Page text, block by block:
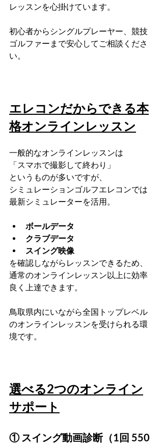
レッスンを心掛けています。
初心者からシングルプレーヤー、競技
ゴルファーまで安心してご相談くださ
い。
エレコンだからできる本
格オンラインレッスン
一般的なオンラインレッスンは
「スマホで撮影して終わり」
というものが多いですが、
シミュレーションゴルフエレコンでは
最新シミュレーターを活用。
ボールデータ
クラブデータ
スイング映像
を確認しながらレッスンできるため、
通常のオンラインレッスン以上に効率
良く上達できます。
鳥取県内にいながら全国トップレベル
のオンラインレッスンを受けられる環
境です。
選べる2つのオンライン
サポート
① スイング動画診断（1回 550